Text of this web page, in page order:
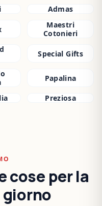
Admas
Maestri
Cotonieri
Special Gifts
Papalina
Preziosa
cose per la
giorno